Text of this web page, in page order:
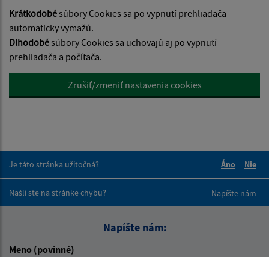
Krátkodobésúbory Cookies sa po vypnutí prehliadača
automaticky vymažú.
Dlhodobésúbory Cookies sa uchovajú aj po vypnutí
prehliadača a počítača.
Zrušiť/zmeniť nastavenia cookies
Je táto stránka užitočná?
Áno
Nie
Našli ste na stránke chybu?
Napíšte nám
Napíšte nám:
Meno (povinné)